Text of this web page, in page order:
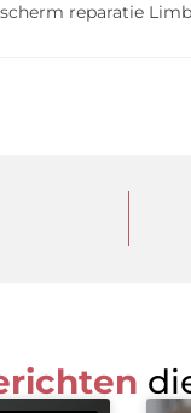
scherm reparatie